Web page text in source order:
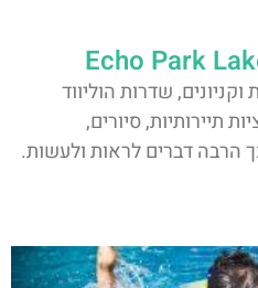
שדרות הוליווד
תיירותיות, סיורים,
כך הרבה דברים לראות ולעשות.